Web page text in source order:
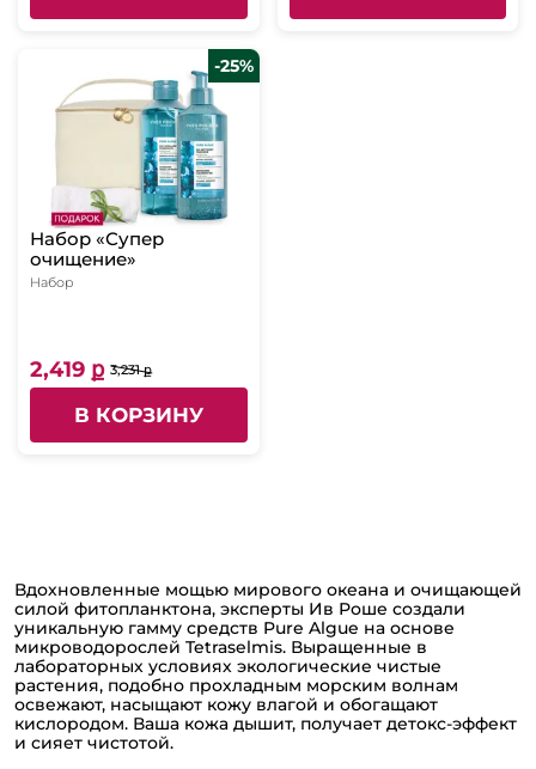
-25%
Набор «Супер
очищение»
Набор
2,419 ք 3,231 ք
В КОРЗИНУ
Вдохновленные мощью мирового океана и очищающей
силой фитопланктона, эксперты Ив Роше создали
уникальную гамму средств Pure Algue на основе
микроводорослей Tetraselmis. Выращенные в
лабораторных условиях экологические чистые
растения, подобно прохладным морским волнам
освежают, насыщают кожу влагой и обогащают
кислородом. Ваша кожа дышит, получает детокс-эффект
и сияет чистотой.